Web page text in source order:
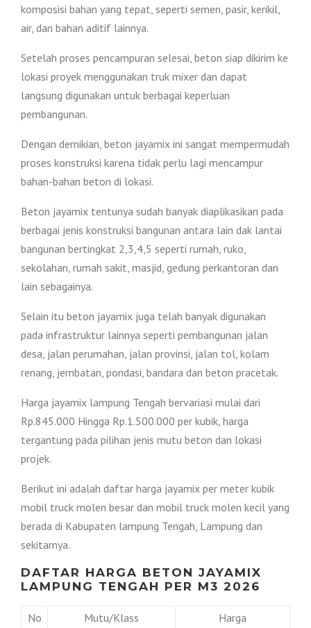
komposisi bahan yang tepat, seperti semen, pasir, kerikil,
air, dan bahan aditif lainnya.
Setelah proses pencampuran selesai, beton siap dikirim ke
lokasi proyek menggunakan truk mixer dan dapat
langsung digunakan untuk berbagai keperluan
pembangunan.
Dengan demikian, beton jayamix ini sangat mempermudah
proses konstruksi karena tidak perlu lagi mencampur
bahan-bahan beton di lokasi.
Beton jayamix tentunya sudah banyak diaplikasikan pada
berbagai jenis konstruksi bangunan antara lain dak lantai
bangunan bertingkat 2,3,4,5 seperti rumah, ruko,
sekolahan, rumah sakit, masjid, gedung perkantoran dan
lain sebagainya.
Selain itu beton jayamix juga telah banyak digunakan
pada infrastruktur lainnya seperti pembangunan jalan
desa, jalan perumahan, jalan provinsi, jalan tol, kolam
renang, jembatan, pondasi, bandara dan beton pracetak.
Harga jayamix lampung Tengah bervariasi mulai dari
Rp.845.000 Hingga Rp.1.500.000 per kubik, harga
tergantung pada pilihan jenis mutu beton dan lokasi
projek.
Berikut ini adalah daftar harga jayamix per meter kubik
mobil truck molen besar dan mobil truck molen kecil yang
berada di Kabupaten lampung Tengah, Lampung dan
sekitarnya.
DAFTAR HARGA BETON JAYAMIX
LAMPUNG TENGAH PER M3 2026
No Mutu/Klass Harga